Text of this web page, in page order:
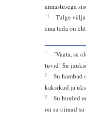
armastusega
11
Tulge
ema teda on
1
"Vaata, sa
tuvid! Su
2
Su
kaksikud ja
3
Su huuled
on su oimud